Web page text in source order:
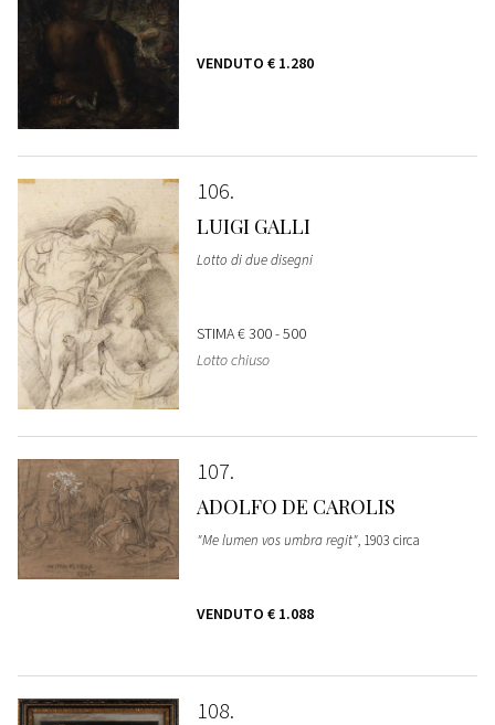
VENDUTO € 1.280
106
LUIGI GALLI
Lotto di due disegni
STIMA€ 300 - 500
Lotto chiuso
107
ADOLFO DE CAROLIS
"Me lumen vos umbra regit", 1903 circa
VENDUTO € 1.088
108